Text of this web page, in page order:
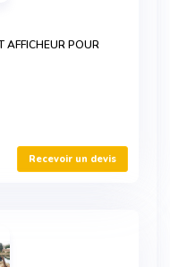
AFFICHEUR POUR
Recevoir un devis